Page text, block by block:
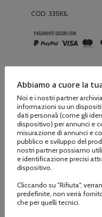
COD: 33SKIL
Maya
Abbiamo a cuore la
Noi e i nostri partner
informazioni su un
dati personali (come gli
dispositivo) per annunci e
misurazione di annunci e
pubblico e sviluppo del
nostri partner possiamo
e identificazione precisi
dispositivo.
Cliccando su "Rifiuta",
predefinite, non verrà
che per quelli tecnici.